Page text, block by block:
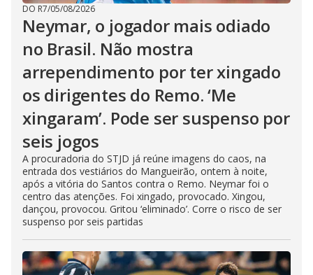
DO R7/05/08/2026
Neymar, o jogador mais odiado
no Brasil. Não mostra
arrependimento por ter xingado
os dirigentes do Remo. ‘Me
xingaram’. Pode ser suspenso por
seis jogos
A procuradoria do STJD já reúne imagens do caos, na
entrada dos vestiários do Mangueirão, ontem à noite,
após a vitória do Santos contra o Remo. Neymar foi o
centro das atenções. Foi xingado, provocado. Xingou,
dançou, provocou. Gritou ‘eliminado’. Corre o risco de ser
suspenso por seis partidas